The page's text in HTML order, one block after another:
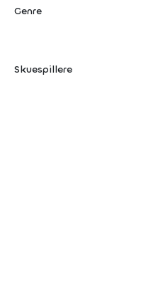
Genre
Skuespillere